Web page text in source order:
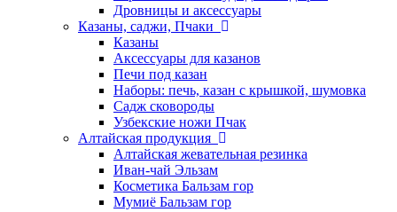
Дровницы и аксессуары
Казаны, саджи, Пчаки
Казаны
Аксессуары для казанов
Печи под казан
Наборы: печь, казан с крышкой, шумовка
Садж сковороды
Узбекские ножи Пчак
Алтайская продукция
Алтайская жевательная резинка
Иван-чай Эльзам
Косметика Бальзам гор
Мумиё Бальзам гор